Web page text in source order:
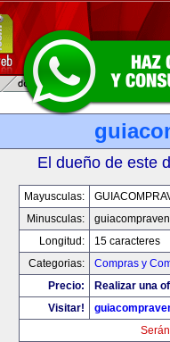
El dueño de este
Mayusculas:
Minusculas:
Longitud:
15 caracteres
Categorias:
Compras y
Precio:
Realizar una
Visitar!